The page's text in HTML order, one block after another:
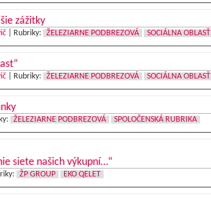
zážitky
| Rubriky: ŽELEZIARNE PODBREZOVÁ SOCIÁLNA OBLASŤ
| Rubriky: ŽELEZIARNE PODBREZOVÁ SOCIÁLNA OBLASŤ
ŽELEZIARNE PODBREZOVÁ SPOLOČENSKÁ RUBRIKA
siete našich výkupní…“
ŽP GROUP EKO QELET